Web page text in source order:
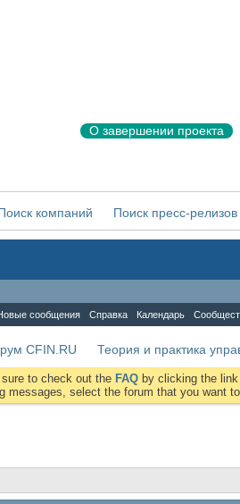
О завершении проекта
компаний Поиск пресс-релизов
сообщения Справка Календарь
CFIN.RU Теория и практика
to check out the FAQ by clicking the
messages, select the forum that you want